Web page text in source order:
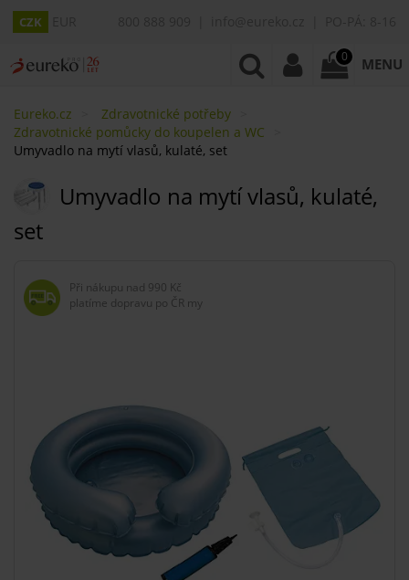
CZK
0 MENU
Eureko.cz
Zdravotnické potřeby
Zdravotnické pomůcky do koupelen a WC
Umyvadlo na mytí vlasů, kulaté, set
Umyvadlo na mytí vlasů, kulaté,
set
Při nákupu nad 990 Kč
platíme dopravu po ČR my